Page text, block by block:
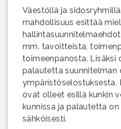
Väestöllä ja
mahdollisuus esittää
mm. tavoitteista,
toimeenpanosta. Lisäksi
palautetta suunnitelman
ympäristöselostuksesta.
ovat olleet esillä kunkin
kunnissa ja palautetta
sähköisesti.